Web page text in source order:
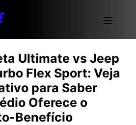
Ultimate vs Jeep
Flex Sport: Veja
para Saber
Oferece o
Benefício